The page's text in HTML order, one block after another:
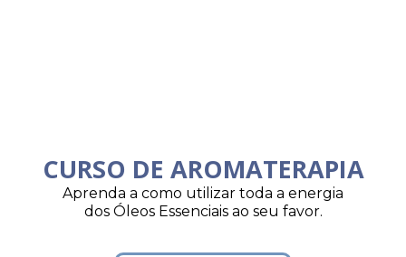
CURSO DE AROMATERAPIA
Aprenda a como utilizar toda a energia
dos Óleos Essenciais ao seu favor.